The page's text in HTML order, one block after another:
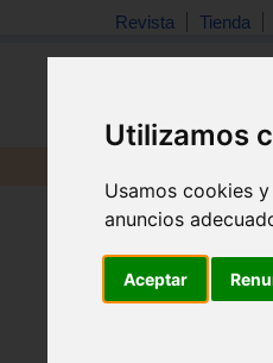
Utilizamos
Usamos cookies
anuncios
Aceptar
Revista Tienda